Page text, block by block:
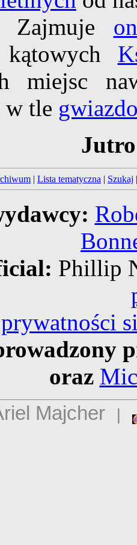
Zajmuje
miejsc
w tle
| Lista tematyczna | Szukaj
Phillip
oraz
Majcher |